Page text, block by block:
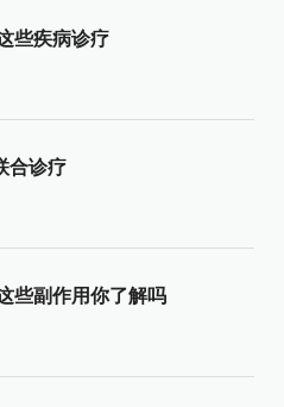
些疾病诊疗
合诊疗
些副作用你了解吗